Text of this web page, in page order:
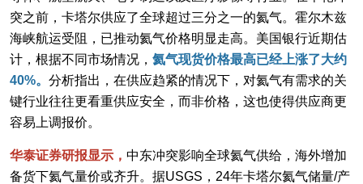
突之前，卡塔尔供应了全球超过三分之一的氦气。霍尔木兹
海峡航运受阻，已推动氦气价格明显走高。美国银行近期估
计，根据不同市场情况， 氦气现货价格最高已经上涨了大约
40%。 分析指出，在供应趋紧的情况下，对氦气有需求的关
键行业往往更看重供应安全，而非价格，这也使得供应商更
容易上调报价。
华泰证券研报显示， 中东冲突影响全球氦气供给，海外增加
备货下氦气量价或齐升。据USGS，24年卡塔尔氦气储量/产